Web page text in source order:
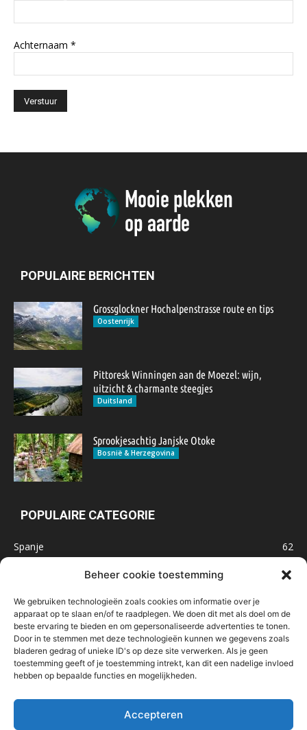
Beheer cookie toestemming
We gebruiken technologieën zoals cookies om informatie over je
apparaat op te slaan en/of te raadplegen. We doen dit met als doel om de
beste ervaring te bieden en om gepersonaliseerde advertenties te tonen.
Door in te stemmen met deze technologieën kunnen we gegevens zoals
bladeren gedrag of unieke ID's op deze site verwerken. Als je geen
toestemming geeft of je toestemming intrekt, kan dit een nadelige invloed
hebben op bepaalde functies en mogelijkheden.
Accepteren
Achternaam *
POPULAIRE BERICHTEN
Grossglockner Hochalpenstrasse route en tips
Oostenrijk
Pittoresk Winningen aan de Moezel: wijn,
uitzicht & charmante steegjes
Duitsland
Sprookjesachtig Janjske Otoke
Bosnië & Herzegovina
POPULAIRE CATEGORIE
Spanje
62
47
Marokko
32
IJsland
32
Malta
Roemenië
29